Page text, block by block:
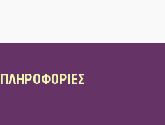
ΠΛΗΡΟΦΟΡΙΕΣ